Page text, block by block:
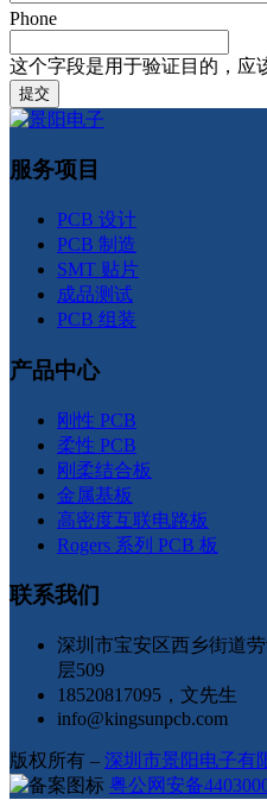
Phone
这个字段是用于验证目的，应
服务项目
PCB 设计
PCB 制造
SMT 贴片
成品测试
PCB 组装
产品中心
刚性 PCB
柔性 PCB
刚柔结合板
金属基板
高密度互联电路板
Rogers 系列 PCB 板
联系我们
深圳市宝安区西乡街道
层509
18520817095，文先生
info@kingsunpcb.com
版权所有 – 深圳市景阳电子有
粤公网安备